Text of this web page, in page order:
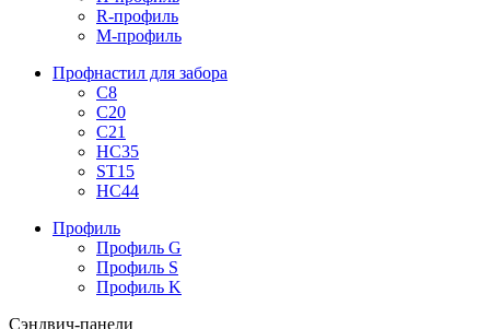
R-профиль
М-профиль
Профнастил для забора
С8
С20
С21
НС35
ST15
НС44
Профиль
Профиль G
Профиль S
Профиль K
Сэндвич-панели